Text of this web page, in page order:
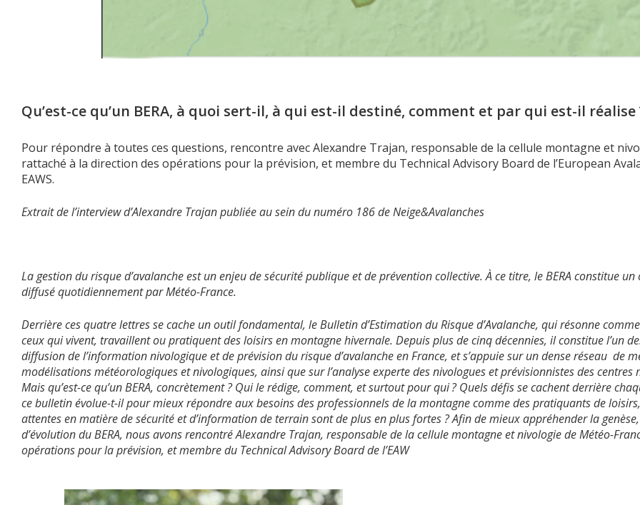
Qu’est-ce qu’un BERA, à quoi sert-il, à qui est-il destiné, comment et par qui est-il réalise
Pour répondre à toutes ces questions, rencontre avec Alexandre Trajan, responsable de la cellule montagne et
rattaché à la direction des opérations pour la prévision, et membre du Technical Advisory Board de l’European
EAWS.
Extrait de l’interview d’Alexandre Trajan publiée au sein du numéro 186 de Neige&Avalanches
La gestion du risque d’avalanche est un enjeu de sécurité publique et de prévention collective. À ce titre, le BERA constitue
diffusé quotidiennement par Météo-France.
Derrière ces quatre lettres se cache un outil fondamental, le Bulletin d’Estimation du Risque d’Avalanche, qui résonne
ceux qui vivent, travaillent ou pratiquent des loisirs en montagne hivernale. Depuis plus de cinq décennies, il constitue l’un
diffusion de l’information nivologique et de prévision du risque d’avalanche en France, et s’appuie sur un dense réseau de
modélisations météorologiques et nivologiques, ainsi que sur l’analyse experte des nivologues et prévisionnistes des
Mais qu’est-ce qu’un BERA, concrètement ? Qui le rédige, comment, et surtout pour qui ? Quels défis se cachent derrière
ce bulletin évolue-t-il pour mieux répondre aux besoins des professionnels de la montagne comme des pratiquants de
attentes en matière de sécurité et d’information de terrain sont de plus en plus fortes ? Afin de mieux appréhender la
d’évolution du BERA, nous avons rencontré Alexandre Trajan, responsable de la cellule montagne et nivologie de Météo-
opérations pour la prévision, et membre du Technical Advisory Board de l’EAW